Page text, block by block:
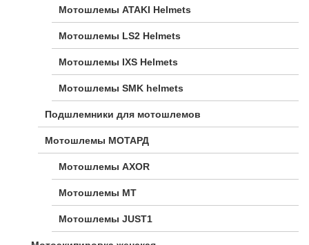
Мотошлемы ATAKI Helmets
Мотошлемы LS2 Helmets
Мотошлемы IXS Helmets
Мотошлемы SMK helmets
Подшлемники для мотошлемов
Мотошлемы МОТАРД
Мотошлемы AXOR
Мотошлемы MT
Мотошлемы JUST1